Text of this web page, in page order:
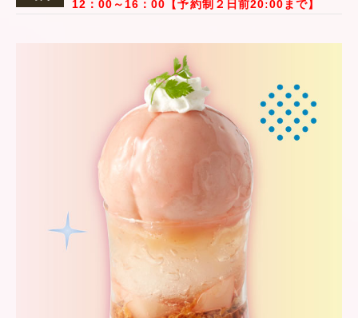
12：00～16：00【予約制２日前20ː00まで】